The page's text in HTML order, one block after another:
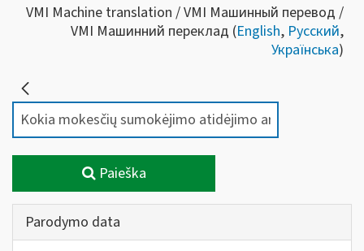
VMI Machine translation / VMI Машинный перевод /
VMI Машинний переклад (English, Русский,
Українська)
Paieška
Parodymo data